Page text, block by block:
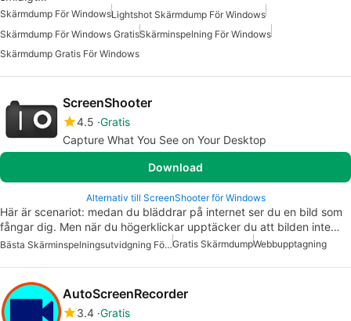
Skärmdump För WindowsLightshot Skärmdump För Windows
Skärmdump För Windows GratisSkärminspelning För Windows
Skärmdump Gratis För Windows
ScreenShooter
4.5 Gratis
Capture What You See on Your Desktop
Download
Alternativ till ScreenShooter för Windows
Här är scenariot: medan du bläddrar på internet ser du en bild som
fångar dig. Men när du högerklickar upptäcker du att bilden inte…
Bästa Skärminspelningsutvidgning För ChromeGratis SkärmdumpWebbupptagning
AutoScreenRecorder
3.4 Gratis